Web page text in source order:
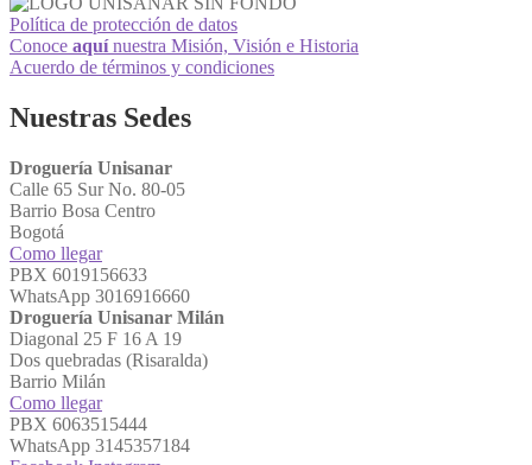
Política de protección de datos
Conoce aquínuestra Misión, Visión e Historia
Acuerdo de términos y condiciones
Nuestras Sedes
Droguería Unisanar
Calle 65 Sur No. 80-05
Barrio Bosa Centro
Bogotá
Como llegar
PBX 6019156633
WhatsApp 3016916660
Droguería Unisanar Milán
Diagonal 25 F 16 A 19
Dos quebradas (Risaralda)
Barrio Milán
Como llegar
PBX 6063515444
WhatsApp 3145357184